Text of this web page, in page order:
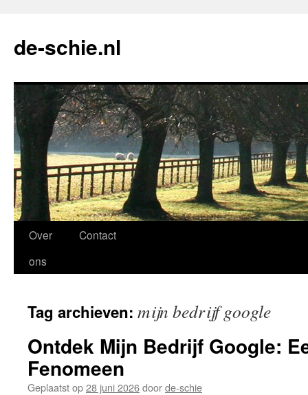
de-schie.nl
Spring
naar
inhoud
Over
ons
Contact
Tag archieven: mijn bedrijf google
Ontdek Mijn Bedrijf Google:
Fenomeen
Geplaatst op28 juni 2026doorde-schie